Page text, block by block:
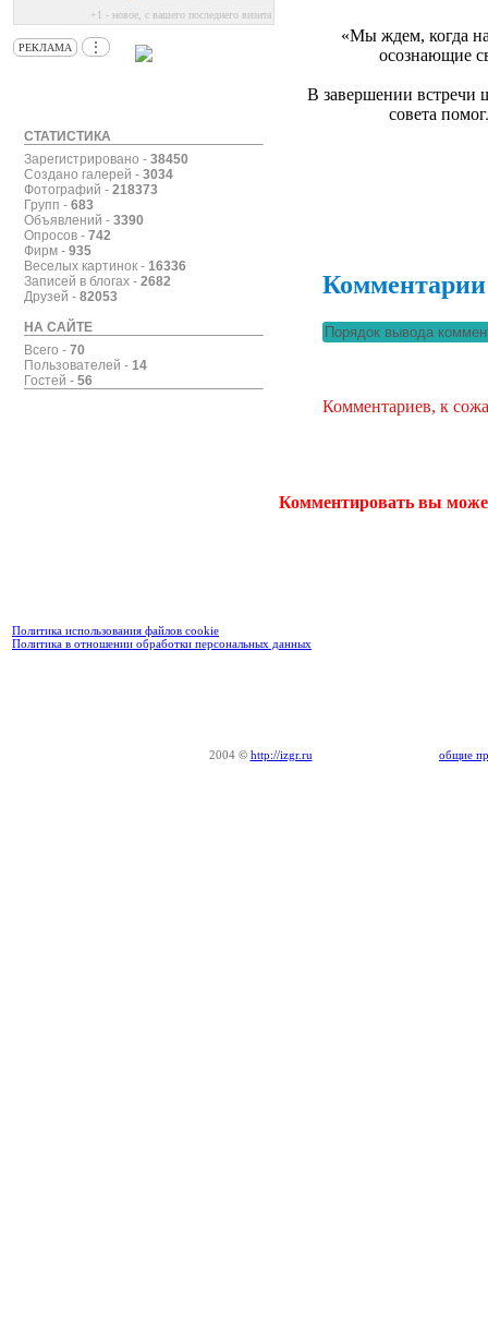
+1 - новое, с вашего последнего визита
РЕКЛАМА ⋮
СТАТИСТИКА
Зарегистрировано - 38450
Создано галерей - 3034
Фотографий - 218373
Групп - 683
Объявлений - 3390
Опросов - 742
Фирм - 935
Веселых картинок - 16336
Записей в блогах - 2682
Друзей - 82053
НА САЙТЕ
Всего - 70
Пользователей - 14
Гостей - 56
«Мы ждем, когда
осознающие
В завершении встречи
совета
Комментарии
Комментариев, к
Комментировать вы
Политика использования файлов cookie
Политика в отношении обработки персональных данных
2004 © http://izgr.ru общие